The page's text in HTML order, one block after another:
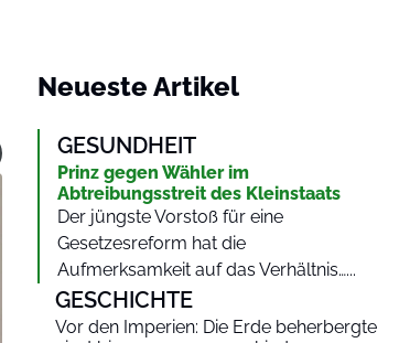
Neueste Artikel
GESUNDHEIT
Prinz gegen Wähler im
Abtreibungsstreit des Kleinstaats
Der jüngste Vorstoß für eine
Gesetzesreform hat die
Aufmerksamkeit auf das Verhältnis…...
GESCHICHTE
Vor den Imperien: Die Erde beherbergte